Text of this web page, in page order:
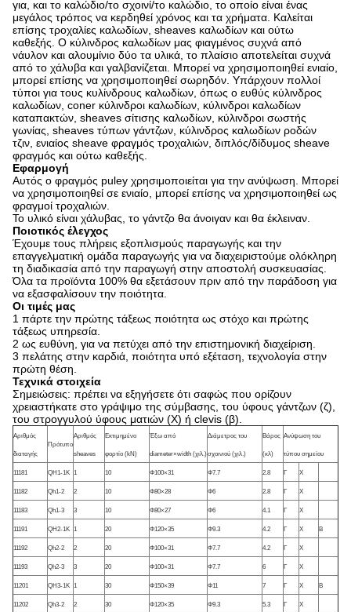
για, και το καλώδιο/το σχοινί/το καλώδιο, το οποίο είναι ένας
μεγάλος τρόπος να κερδηθεί χρόνος και τα χρήματα. Καλείται
επίσης τροχαλίες καλωδίων, sheaves καλωδίων και ούτω
καθεξής. Ο κύλινδρος καλωδίων μας φιαγμένος συχνά από
νάυλον και αλουμίνιο δύο τα υλικά, το πλαίσιο αποτελείται συχνά
από το χάλυβα και γαλβανίζεται. Μπορεί να χρησιμοποιηθεί ενιαίο,
μπορεί επίσης να χρησιμοποιηθεί σωρηδόν. Υπάρχουν πολλοί
τύποι για τους κυλίνδρους καλωδίων, όπως ο ευθύς κύλινδρος
καλωδίων, coner κύλινδροι καλωδίων, κύλινδροι καλωδίων
καταπακτών, sheaves σίτισης καλωδίων, κύλινδροι σωστής
γωνίας, sheaves τύπων γάντζων, κύλινδρος καλωδίων ροδών
τζιν, ενιαίος sheave φραγμός τροχαλιών, διπλός/δίδυμος sheave
φραγμός και ούτω καθεξής.
Εφαρμογή
Αυτός ο φραγμός puley χρησιμοποιείται για την ανύψωση. Μπορεί
να χρησιμοποιηθεί σε ενιαίο, μπορεί επίσης να χρησιμοποιηθεί ως
φραγμοί τροχαλιών.
Το υλικό είναι χάλυβας, το γάντζο θα άνοιγαν και θα έκλειναν.
Ποιοτικός έλεγχος
Έχουμε τους πλήρεις εξοπλισμούς παραγωγής και την
επαγγελματική ομάδα παραγωγής για να διαχειριστούμε ολόκληρη
τη διαδικασία από την παραγωγή στην αποστολή συσκευασίας.
Όλα τα προϊόντα 100% θα εξετάσουν πριν από την παράδοση για
να εξασφαλίσουν την ποιότητα.
Οι τιμές μας
1 πάρτε την πρώτης τάξεως ποιότητα ως στόχο και πρώτης
τάξεως υπηρεσία.
2 ως ευθύνη, για να πετύχει από την επιστημονική διαχείριση.
3 πελάτης στην καρδιά, ποιότητα υπό εξέταση, τεχνολογία στην
πρώτη θέση.
Τεχνικά στοιχεία
Σημειώσεις: πρέπει να εξηγήσετε ότι σαφώς που ορίζουν
χρειαστήκατε στο γράψιμο της σύμβασης, του ύφους γάντζων (ζ),
του στρογγυλού ύφους ματιών (Χ) ή clevis (β).
Αριθμός
διαταγής
Πρότυπο
Αριθμός
sheaves
Εκτιμημένο
φορτίο (kN)
Έξω από
diameter×width (χιλ.)
Διάμετρος του
σχοινιού (χιλ.)
Βάρος
(κλ)
Ανύψωση του
τύπου σημείου
11181 QH1-1K 1 10 Φ100×31 Φ7.7 2.8 Γ Χ
11182 Qh1-2 2 10 Φ80×28 Φ6 2.8 Γ Χ
11183 Qh1-3 3 10 Φ80×27 Φ6 4.1 Γ Χ
11191 QH2-1K 1 20 Φ120×35 Φ9.3 4.2 Γ Χ Β
11192 Qh2-2 2 20 Φ100×31 Φ7.7 4.2 Γ Χ
11193 Qh2-3 3 20 Φ100×31 Φ7.7 6 Γ Χ
11201 QH3-1K 1 30 Φ150×39 Φ11 7 Γ Χ Β
11202 Qh3-2 2 30 Φ120×35 Φ9.3 5.3 Γ Χ